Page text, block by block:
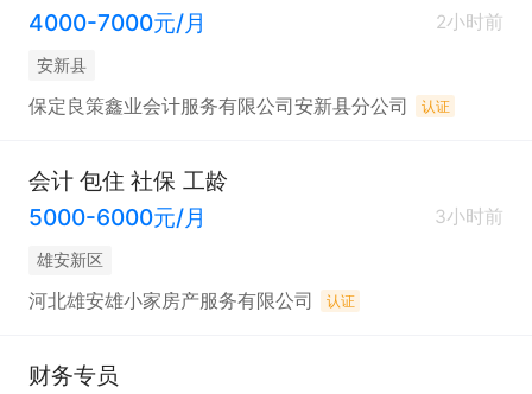
4000-7000元/月
2小时前
安新县
保定良策鑫业会计服务有限公司安新县分公司 认证
会计 包住 社保 工龄
5000-6000元/月
3小时前
雄安新区
河北雄安雄小家房产服务有限公司 认证
财务专员